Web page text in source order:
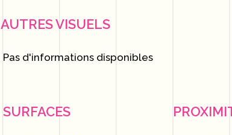
AUTRES VISUELS
Pas d'informations disponibles
SURFACES